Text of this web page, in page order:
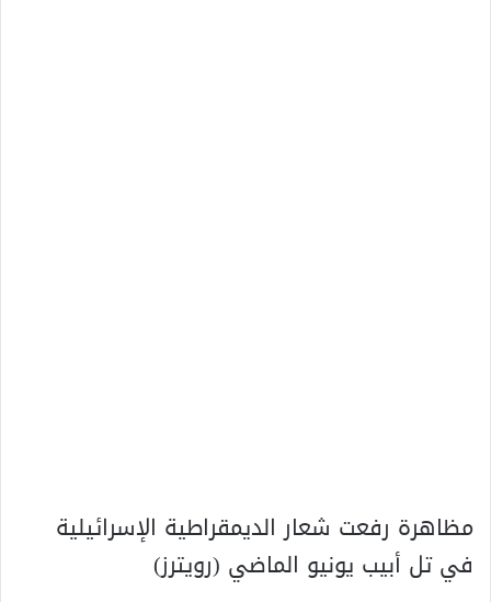
مظاهرة رفعت شعار الديمقراطية الإسرائيلية
في تل أبيب يونيو الماضي (رويترز)